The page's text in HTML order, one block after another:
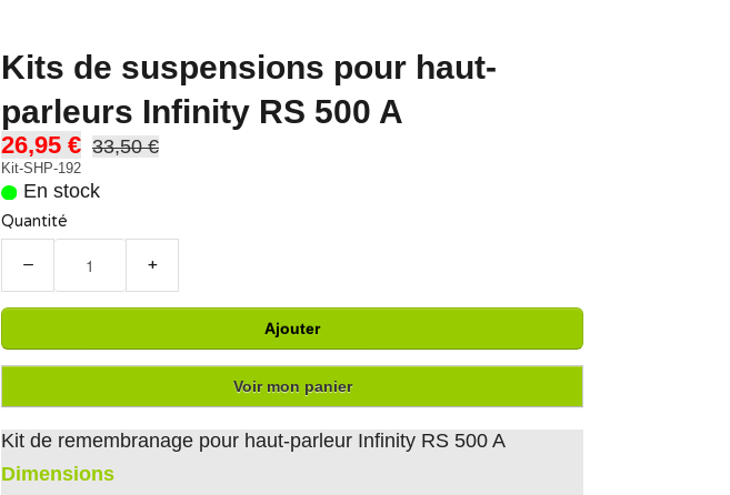
Kits de suspensions pour haut-
parleurs Infinity RS 500 A
26,95 € 33,50 €
Kit-SHP-192
En stock
Quantité
− +
Ajouter
Voir mon panier
Kit de remembranage pour haut-parleur Infinity RS 500 A
Dimensions